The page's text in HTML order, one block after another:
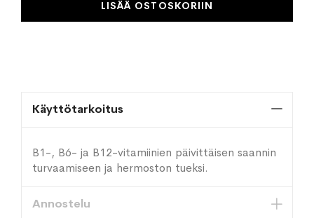
LISÄÄ OSTOSKORIIN
Käyttötarkoitus
B1-, B6- ja B12-vitamiinien päivittäisen saannin
turvaamiseen ja hermoston tueksi.
Annostelu